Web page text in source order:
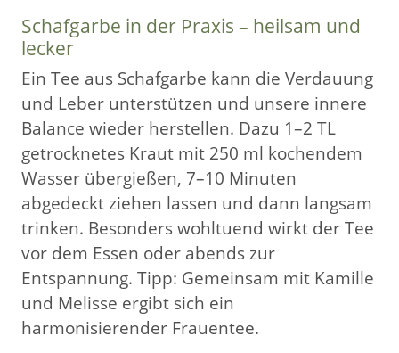
Schafgarbe in der Praxis – heilsam und
lecker
Ein Tee aus Schafgarbe kann die Verdauung
und Leber unterstützen und unsere innere
Balance wieder herstellen. Dazu 1–2 TL
getrocknetes Kraut mit 250 ml kochendem
Wasser übergießen, 7–10 Minuten
abgedeckt ziehen lassen und dann langsam
trinken. Besonders wohltuend wirkt der Tee
vor dem Essen oder abends zur
Entspannung. Tipp: Gemeinsam mit Kamille
und Melisse ergibt sich ein
harmonisierender Frauentee.